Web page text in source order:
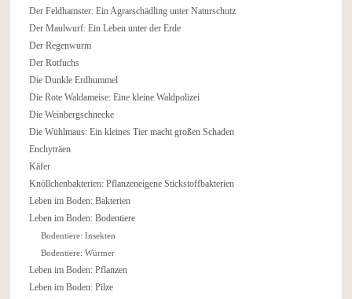
Der Feldhamster: Ein Agrarschädling unter Naturschutz
Der Maulwurf: Ein Leben unter der Erde
Der Regenwurm
Der Rotfuchs
Die Dunkle Erdhummel
Die Rote Waldameise: Eine kleine Waldpolizei
Die Weinbergschnecke
Die Wühlmaus: Ein kleines Tier macht großen Schaden
Enchyträen
Käfer
Knöllchenbakterien: Pflanzeneigene Stickstoffbakterien
Leben im Boden: Bakterien
Leben im Boden: Bodentiere
Bodentiere: Insekten
Bodentiere: Würmer
Leben im Boden: Pflanzen
Leben im Boden: Pilze